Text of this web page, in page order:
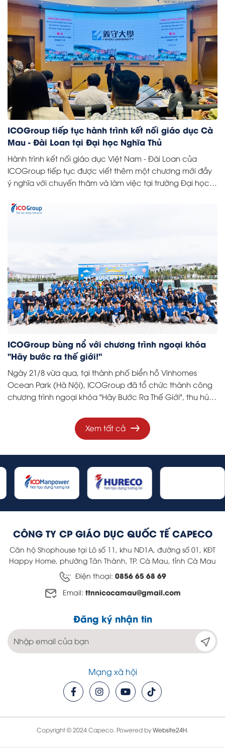
ICOGroup tiếp tục hành trình kết nối giáo dục Cà
Mau - Đài Loan tại Đại học Nghĩa Thủ
Hành trình kết nối giáo dục Việt Nam - Đài Loan của
ICOGroup tiếp tục được viết thêm một chương mới đầy
ý nghĩa với chuyến thăm và làm việc tại trường Đại học
ngôi trường thuộc Tập đoàn Nghĩa Liên, nơi sở hữu cơ sở
ICOGroup bùng nổ với chương trình ngoại khóa
"Hãy bước ra thế giới!"
Ngày 21/8 vừa qua, tại thành phố biển hồ Vinhomes
Ocean Park (Hà Nội), ICOGroup đã tổ chức thành công
chương trình ngoại khóa "Hãy Bước Ra Thế Giới", thu hút
Xem tất cả
CÔNG TY CP GIÁO DỤC QUỐC TẾ CAPECO
Căn hộ Shophouse tại Lô số 11, khu ND1A, đường số 01, KĐT
Happy Home, phường Tân Thành, TP. Cà Mau, tỉnh Cà Mau
Điện thoại: 0856 65 68 69
Email: ttnnicocamau@gmail.com
Đăng ký nhận tin
Mạng xã hội
Copyright © 2024 Capeco. Powered byWebsite24H.